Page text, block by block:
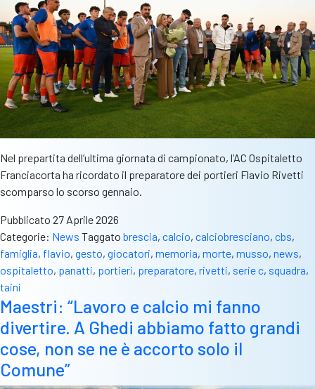
Nel prepartita dell’ultima giornata di campionato, l’AC Ospitaletto
Franciacorta ha ricordato il preparatore dei portieri Flavio Rivetti
scomparso lo scorso gennaio.
Pubblicato 27 Aprile 2026
Categorie: News Taggato brescia, calcio, calciobresciano, cbs,
famiglia, flavio, gesto, giocatori, memoria, morte, musso, news,
ospitaletto, panatti, portieri, preparatore, rivetti, serie c, squadra,
taini
Maestri: “Lavoro e calcio mi fanno
divertire. A Ghedi abbiamo fatto grandi
cose, non se ne è accorto solo il
Comune”